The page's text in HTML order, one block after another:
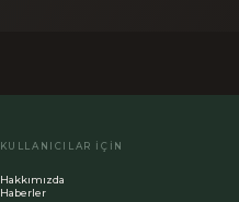
KULLANICILAR İÇIN
Hakkımızda
Haberler